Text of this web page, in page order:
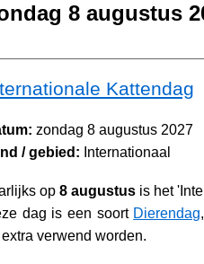
8 augustus
Kattendag
zondag 8 augustus 2027
/ gebied: Internationaal
op 8 augustus is het
dag is een soort Dierendag
verwend worden.